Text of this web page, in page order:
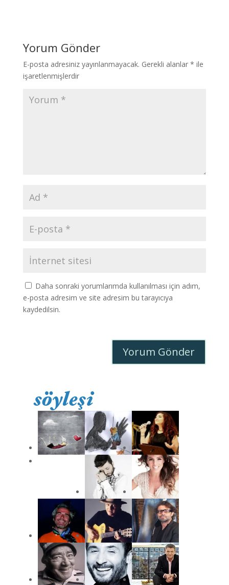
Yorum Gönder
E-posta adresiniz yayınlanmayacak. Gerekli alanlar * ile
işaretlenmişlerdir
Daha sonraki yorumlarımda kullanılması için adım,
e-posta adresim ve site adresim bu tarayıcıya
kaydedilsin.